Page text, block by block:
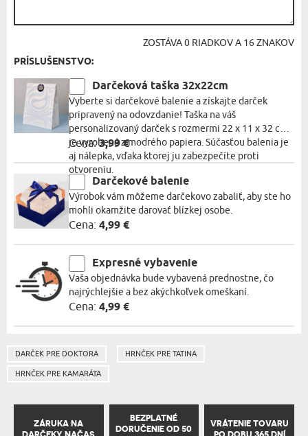
ZOSTÁVA0 RIADKOV A 16ZNAKOV
PRÍSLUŠENSTVO:
Darčeková taška 32x22cm
Vyberte si darčekové balenie a získajte darček
pripravený na odovzdanie! Taška na váš
personalizovaný darček s rozmermi 22 x 11 x 32 cm
je vyrobená z modrého papiera. Súčasťou balenia je
aj nálepka, vďaka ktorej ju zabezpečíte proti
otvoreniu.
Cena:3,99 €
Darčekové balenie
Výrobok vám môžeme darčekovo zabaliť, aby ste ho
mohli okamžite darovať blízkej osobe.
Cena: 4,99 €
Expresné vybavenie
Vaša objednávka bude vybavená prednostne, čo
najrýchlejšie a bez akýchkoľvek omeškaní.
Cena: 4,99 €
DARČEK PRE DOKTORA HRNČEK PRE TATINA
HRNČEK PRE KAMARÁTA
ZÁRUKA NA
BEZPLATNÉ
DORUČENIE OD 50
VRÁTENIE TOVARU